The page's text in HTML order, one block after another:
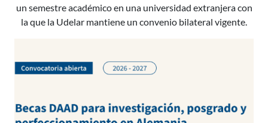
un semestre académico en una universidad extranjera con
la que la Udelar mantiene un convenio bilateral vigente.